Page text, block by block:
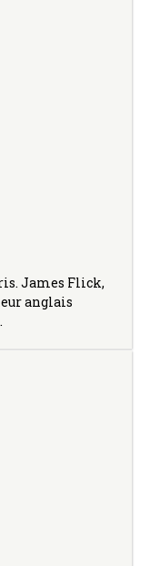
James Flick,
anglais